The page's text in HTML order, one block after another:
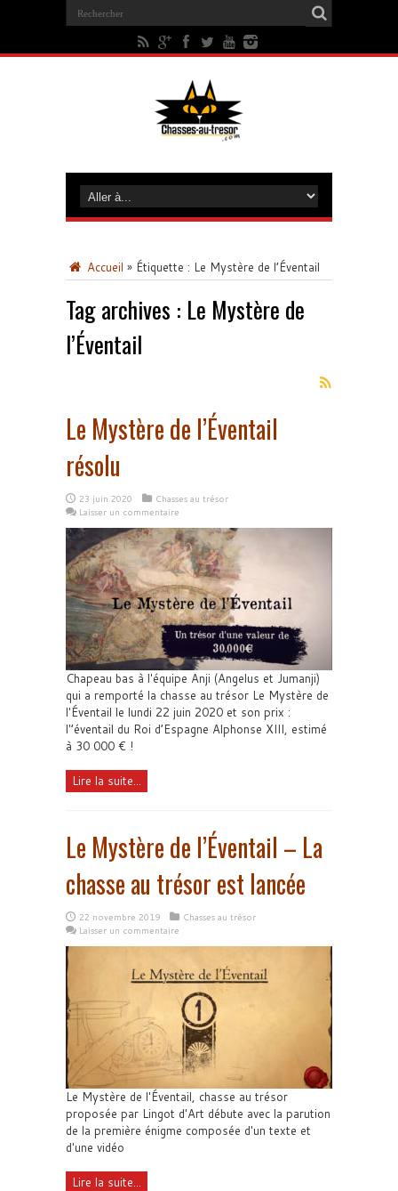
Accueil » Étiquette : Le Mystère de l’Éventail
Tag archives : Le Mystère de
l’Éventail
Le Mystère de l’Éventail
résolu
23 juin 2020
Chasses au trésor
Laisser un commentaire
Chapeau bas à l'équipe Anji (Angelus et Jumanji)
qui a remporté la chasse au trésor Le Mystère de
l'Éventail le lundi 22 juin 2020 et son prix :
l'’éventail du Roi d’Espagne Alphonse XIII, estimé
à 30 000 € !
Lire la suite...
Le Mystère de l’Éventail – La
chasse au trésor est lancée
22 novembre 2019
Chasses au trésor
Laisser un commentaire
Le Mystère de l'Éventail, chasse au trésor
proposée par Lingot d'Art débute avec la parution
de la première énigme composée d'un texte et
d'une vidéo
Lire la suite...